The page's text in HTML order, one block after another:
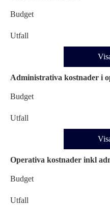
Budget
Utfall
Administrativa kostnader i
Budget
Utfall
Operativa kostnader inkl
Budget
Utfall